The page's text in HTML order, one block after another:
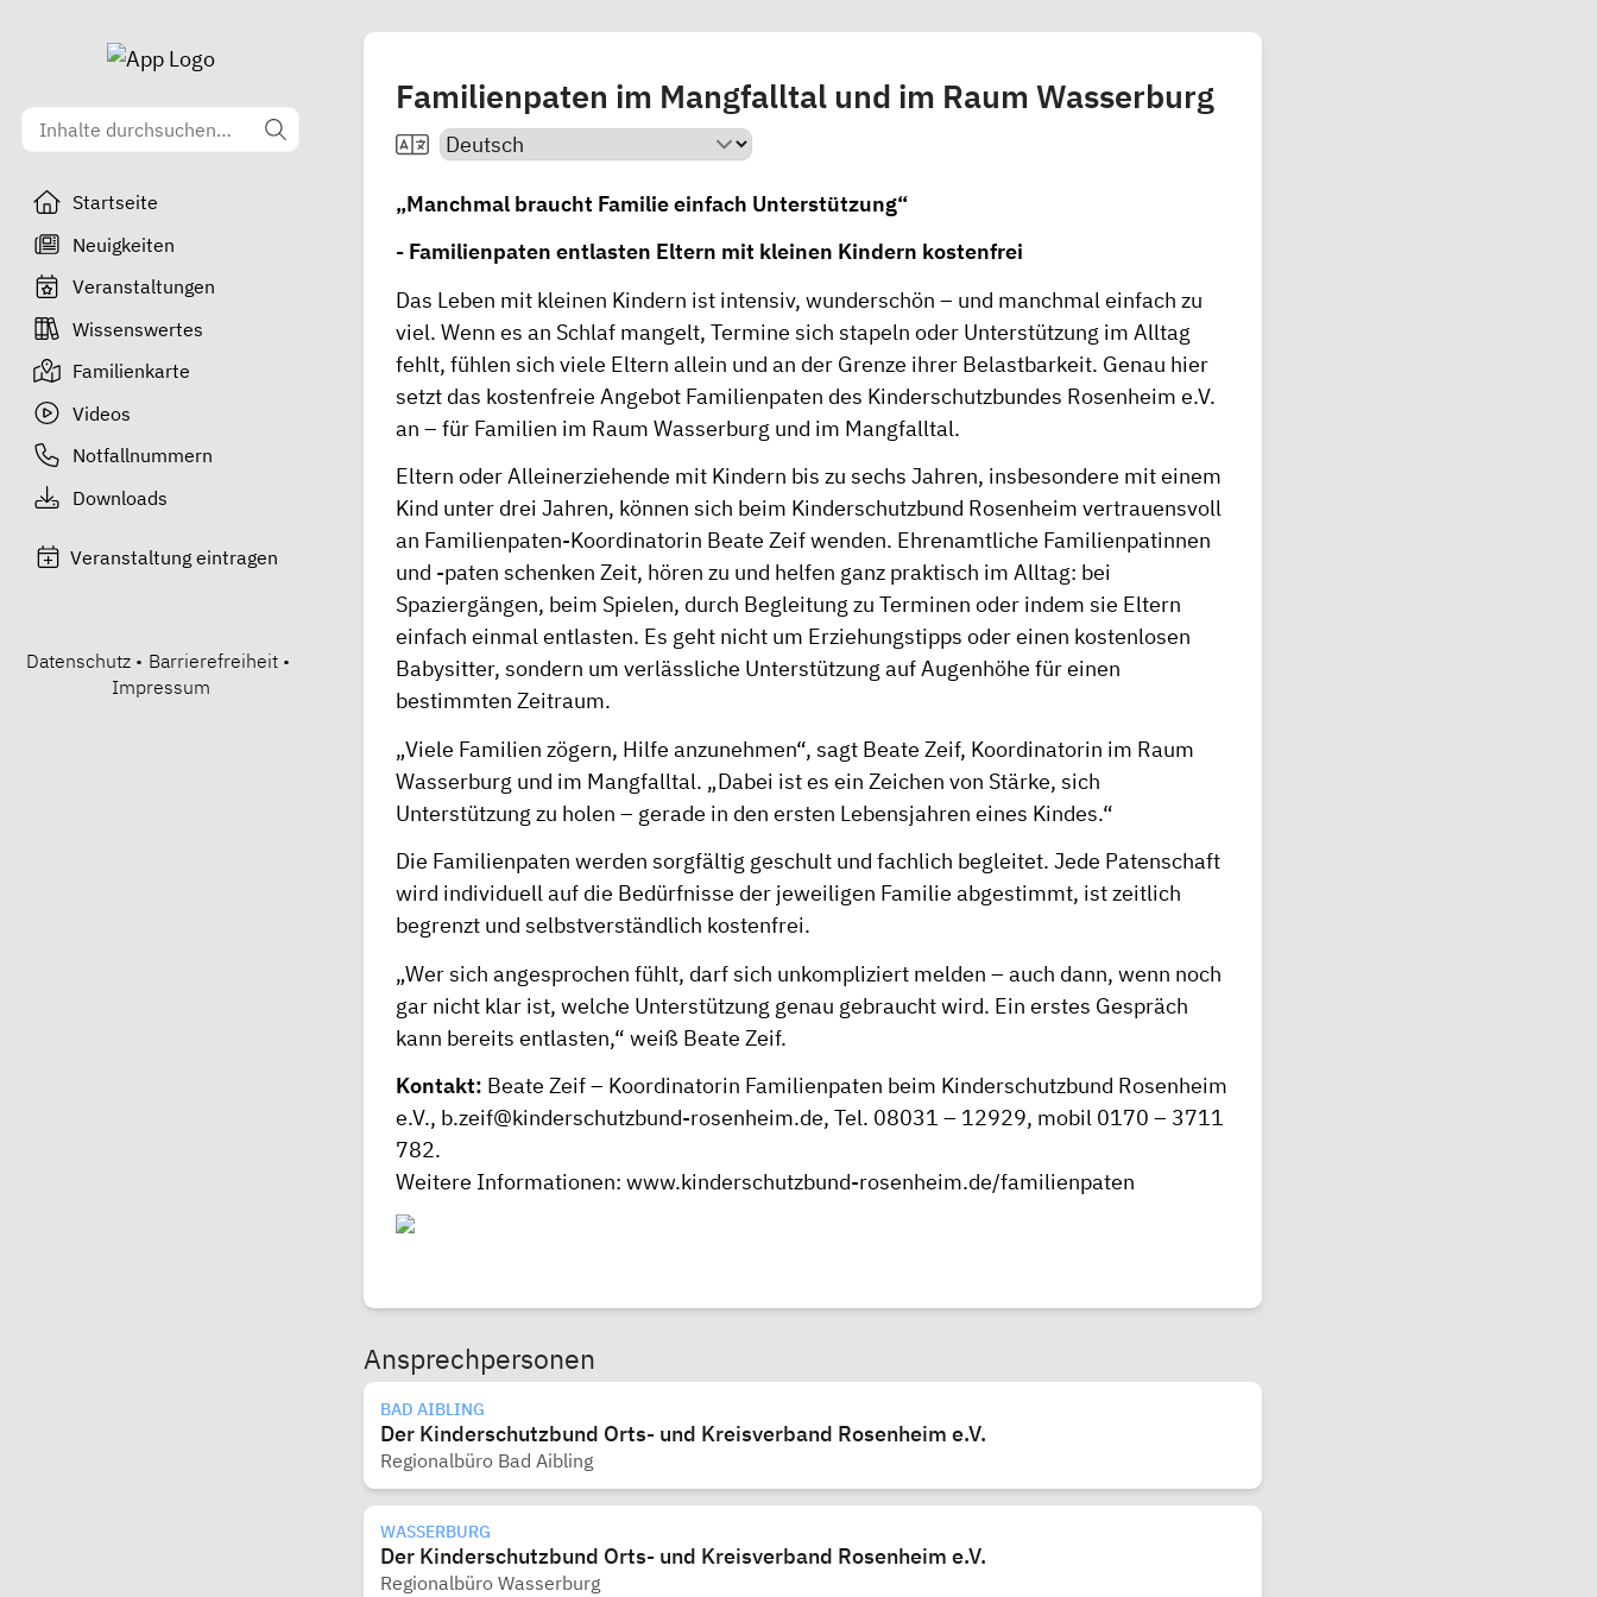
Startseite
Neuigkeiten
Veranstaltungen
Wissenswertes
Familienkarte
Videos
Notfallnummern
Downloads
Veranstaltung eintragen
Datenschutz • Barrierefreiheit •
Impressum
Familienpaten im Mangfalltal und im Raum Wasserburg
„Manchmal braucht Familie einfach Unterstützung“
- Familienpaten entlasten Eltern mit kleinen Kindern kostenfrei
Das Leben mit kleinen Kindern ist intensiv, wunderschön – und manchmal einfach zu
viel. Wenn es an Schlaf mangelt, Termine sich stapeln oder Unterstützung im Alltag
fehlt, fühlen sich viele Eltern allein und an der Grenze ihrer Belastbarkeit. Genau hier
setzt das kostenfreie Angebot Familienpaten des Kinderschutzbundes Rosenheim e.V.
an – für Familien im Raum Wasserburg und im Mangfalltal.
Eltern oder Alleinerziehende mit Kindern bis zu sechs Jahren, insbesondere mit einem
Kind unter drei Jahren, können sich beim Kinderschutzbund Rosenheim vertrauensvoll
an Familienpaten-Koordinatorin Beate Zeif wenden. Ehrenamtliche Familienpatinnen
und -paten schenken Zeit, hören zu und helfen ganz praktisch im Alltag: bei
Spaziergängen, beim Spielen, durch Begleitung zu Terminen oder indem sie Eltern
einfach einmal entlasten. Es geht nicht um Erziehungstipps oder einen kostenlosen
Babysitter, sondern um verlässliche Unterstützung auf Augenhöhe für einen
bestimmten Zeitraum.
„Viele Familien zögern, Hilfe anzunehmen“, sagt Beate Zeif, Koordinatorin im Raum
Wasserburg und im Mangfalltal. „Dabei ist es ein Zeichen von Stärke, sich
Unterstützung zu holen – gerade in den ersten Lebensjahren eines Kindes.“
Die Familienpaten werden sorgfältig geschult und fachlich begleitet. Jede Patenschaft
wird individuell auf die Bedürfnisse der jeweiligen Familie abgestimmt, ist zeitlich
begrenzt und selbstverständlich kostenfrei.
„Wer sich angesprochen fühlt, darf sich unkompliziert melden – auch dann, wenn noch
gar nicht klar ist, welche Unterstützung genau gebraucht wird. Ein erstes Gespräch
kann bereits entlasten,“ weiß Beate Zeif.
Kontakt: Beate Zeif – Koordinatorin Familienpaten beim Kinderschutzbund Rosenheim
e.V., b.zeif@kinderschutzbund-rosenheim.de, Tel. 08031 – 12929, mobil 0170 – 3711
782.
Weitere Informationen: www.kinderschutzbund-rosenheim.de/familienpaten
Ansprechpersonen
BAD AIBLING
Der Kinderschutzbund Orts- und Kreisverband Rosenheim e.V.
Regionalbüro Bad Aibling
WASSERBURG
Der Kinderschutzbund Orts- und Kreisverband Rosenheim e.V.
Regionalbüro Wasserburg